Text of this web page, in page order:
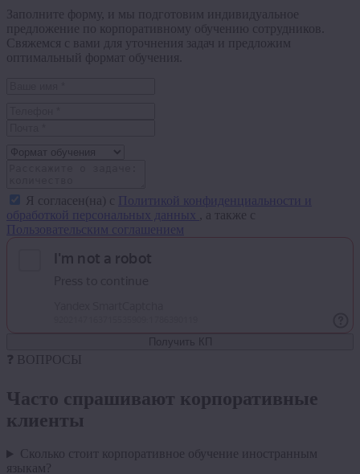
Заполните форму, и мы подготовим индивидуальное
предложение по корпоративному обучению сотрудников.
Свяжемся с вами для уточнения задач и предложим
оптимальный формат обучения.
Я согласен(на) с
Политикой конфиденциальности и
обработкой персональных данных
, а также с
Пользовательским соглашением
❓ ВОПРОСЫ
Часто спрашивают корпоративные
клиенты
Сколько стоит корпоративное обучение иностранным
языкам?